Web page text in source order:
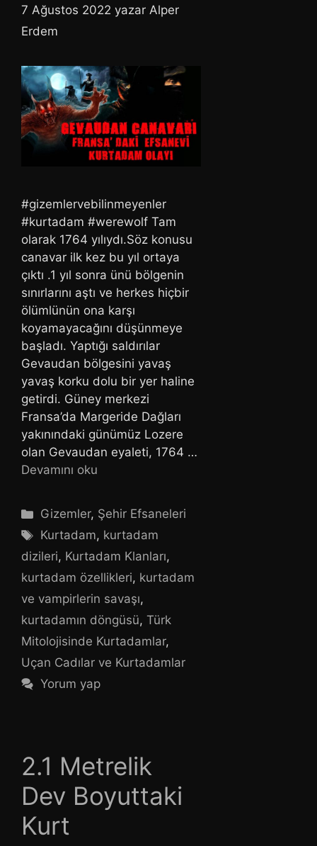
7 Ağustos 2022 yazar Alper
Erdem
#gizemlervebilinmeyenler
#kurtadam #werewolf Tam
olarak 1764 yılıydı.Söz konusu
canavar ilk kez bu yıl ortaya
çıktı .1 yıl sonra ünü bölgenin
sınırlarını aştı ve herkes hiçbir
ölümlünün ona karşı
koyamayacağını düşünmeye
başladı. Yaptığı saldırılar
Gevaudan bölgesini yavaş
yavaş korku dolu bir yer haline
getirdi. Güney merkezi
Fransa’da Margeride Dağları
yakınındaki günümüz Lozere
olan Gevaudan eyaleti, 1764 …
Devamını oku
Kategoriler
Gizemler, Şehir Efsaneleri
Etiketler
Kurtadam, kurtadam
dizileri, Kurtadam Klanları,
kurtadam özellikleri, kurtadam
ve vampirlerin savaşı,
kurtadamın döngüsü, Türk
Mitolojisinde Kurtadamlar,
Uçan Cadılar ve Kurtadamlar
Yorum yap
2.1 Metrelik
Dev Boyuttaki
Kurt